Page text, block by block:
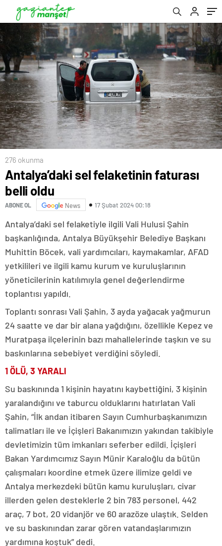
276 okunma
Antalya’daki sel felaketinin faturası
belli oldu
ABONE OL News 17 Şubat 2024 00:18
Antalya’daki sel felaketiyle ilgili Vali Hulusi Şahin
başkanlığında, Antalya Büyükşehir Belediye Başkanı
Muhittin Böcek, vali yardımcıları, kaymakamlar, AFAD
yetkilileri ve ilgili kamu kurum ve kuruluşlarının
yöneticilerinin katılımıyla genel değerlendirme
toplantısı yapıldı.
Toplantı sonrası Vali Şahin, 3 ayda yağacak yağmurun
24 saatte ve dar bir alana yağdığını, özellikle Kepez ve
Muratpaşa ilçelerinin bazı mahallelerinde taşkın ve su
baskınlarına sebebiyet verdiğini söyledi.
1 ÖLÜ, 3 YARALI
Su baskınında 1 kişinin hayatını kaybettiğini, 3 kişinin
yaralandığını ve taburcu olduklarını hatırlatan Vali
Şahin, “İlk andan itibaren Sayın Cumhurbaşkanımızın
talimatları ile ve İçişleri Bakanımızın yakından takibiyle
devletimizin tüm imkanları seferber edildi. İçişleri
Bakan Yardımcımız Sayın Münir Karaloğlu da bütün
çalışmaları koordine etmek üzere ilimize geldi ve
Antalya merkezdeki bütün kamu kuruluşları, civar
illerden gelen desteklerle 2 bin 783 personel, 442
araç, 7 bot, 20 vidanjör ve 60 arazöze ulaştık. Selden
ve su baskınından zarar gören vatandaşlarımızın
yardımına koştuk” dedi.